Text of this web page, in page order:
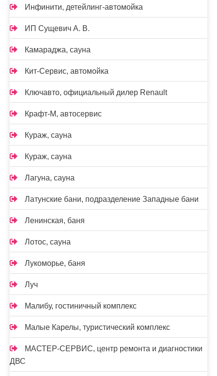
Инфинити, детейлинг-автомойка
ИП Сущевич А. В.
Камараджа, сауна
Кит-Сервис, автомойка
Ключавто, официальный дилер Renault
Крафт-М, автосервис
Кураж, сауна
Кураж, сауна
Лагуна, сауна
Латунские бани, подразделение Западные бани
Ленинская, баня
Лотос, сауна
Лукоморье, баня
Луч
Малибу, гостиничный комплекс
Малые Карелы, туристический комплекс
МАСТЕР-СЕРВИС, центр ремонта и диагностики
ДВС